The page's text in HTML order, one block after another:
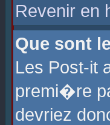
Revenir en
Que sont
Les Post-it
premi�re
devriez